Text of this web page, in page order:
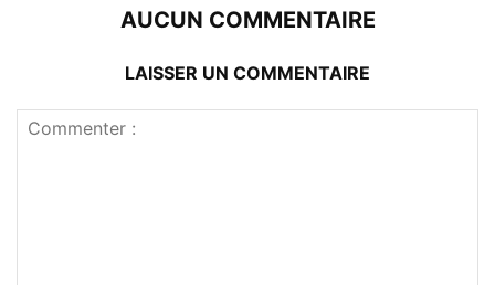
AUCUN COMMENTAIRE
LAISSER UN COMMENTAIRE